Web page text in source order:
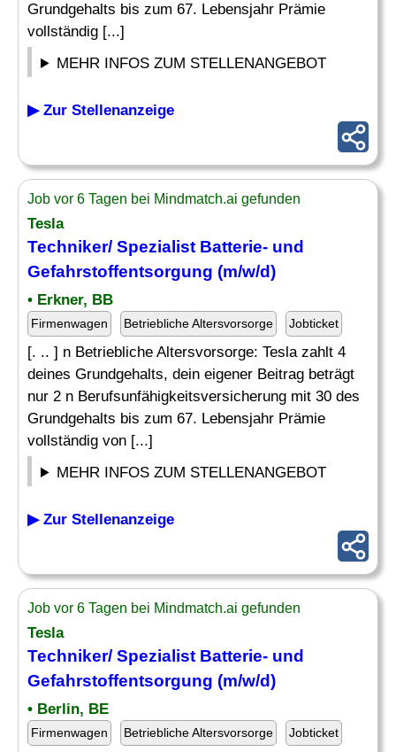
Grundgehalts bis zum 67. Lebensjahr Prämie
vollständig [...]
MEHR INFOS ZUM STELLENANGEBOT
▶ Zur Stellenanzeige
Job vor 6 Tagen bei Mindmatch.ai gefunden
Tesla
Techniker/ Spezialist Batterie- und
Gefahrstoffentsorgung (m/w/d)
• Erkner, BB
Firmenwagen Betriebliche Altersvorsorge Jobticket
[. .. ] n Betriebliche Altersvorsorge: Tesla zahlt 4
deines Grundgehalts, dein eigener Beitrag beträgt
nur 2 n Berufsunfähigkeitsversicherung mit 30 des
Grundgehalts bis zum 67. Lebensjahr Prämie
vollständig von [...]
MEHR INFOS ZUM STELLENANGEBOT
▶ Zur Stellenanzeige
Job vor 6 Tagen bei Mindmatch.ai gefunden
Tesla
Techniker/ Spezialist Batterie- und
Gefahrstoffentsorgung (m/w/d)
• Berlin, BE
Firmenwagen Betriebliche Altersvorsorge Jobticket